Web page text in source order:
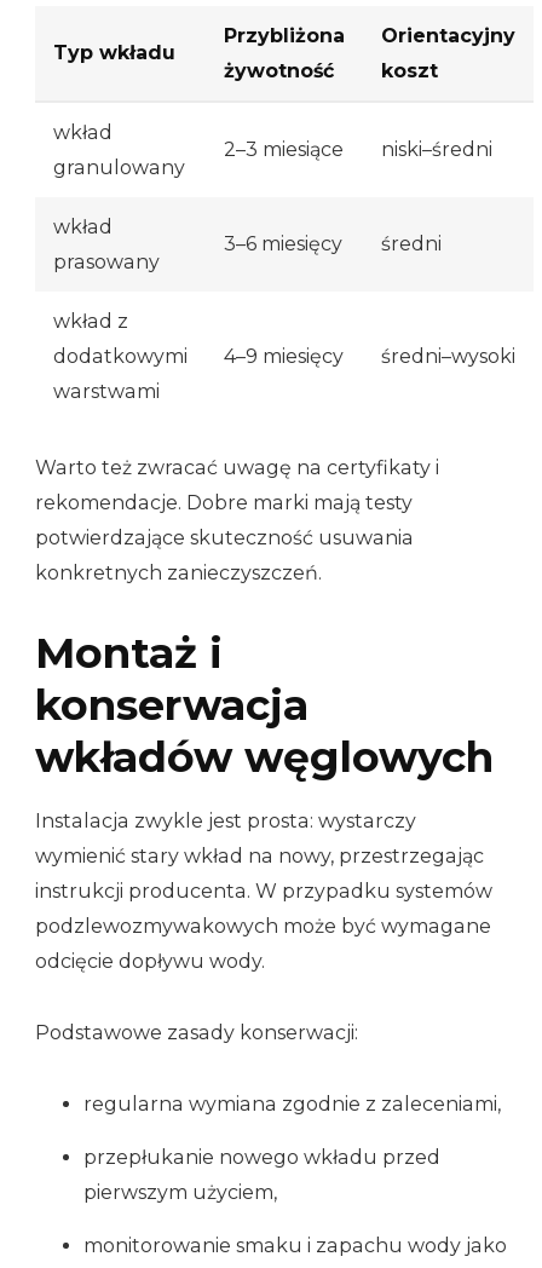
Typ wkładu
Przybliżona
żywotność
Orientacyjny
koszt
wkład
granulowany
2–3 miesiące niski–średni
wkład
prasowany
3–6 miesięcy średni
wkład z
dodatkowymi
warstwami
4–9 miesięcy średni–wysoki
Warto też zwracać uwagę na certyfikaty i
rekomendacje. Dobre marki mają testy
potwierdzające skuteczność usuwania
konkretnych zanieczyszczeń.
Montaż i
konserwacja
wkładów węglowych
Instalacja zwykle jest prosta: wystarczy
wymienić stary wkład na nowy, przestrzegając
instrukcji producenta. W przypadku systemów
podzlewozmywakowych może być wymagane
odcięcie dopływu wody.
Podstawowe zasady konserwacji:
regularna wymiana zgodnie z zaleceniami,
przepłukanie nowego wkładu przed
pierwszym użyciem,
monitorowanie smaku i zapachu wody jako